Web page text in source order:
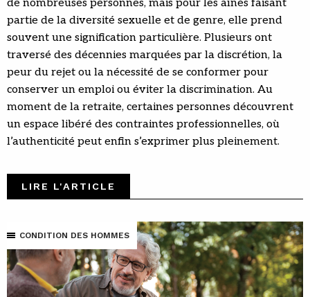
de nombreuses personnes, mais pour les aînés faisant
partie de la diversité sexuelle et de genre, elle prend
souvent une signification particulière. Plusieurs ont
traversé des décennies marquées par la discrétion, la
peur du rejet ou la nécessité de se conformer pour
conserver un emploi ou éviter la discrimination. Au
moment de la retraite, certaines personnes découvrent
un espace libéré des contraintes professionnelles, où
l’authenticité peut enfin s’exprimer plus pleinement.
LIRE L'ARTICLE
CONDITION DES HOMMES